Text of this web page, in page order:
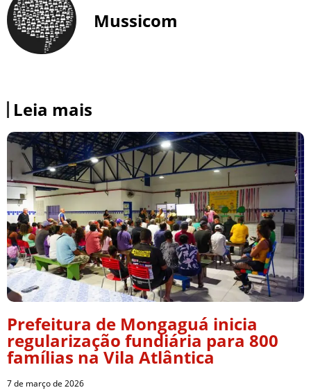
Mussicom
Leia mais
Prefeitura de Mongaguá inicia
regularização fundiária para 800
famílias na Vila Atlântica
7 de março de 2026